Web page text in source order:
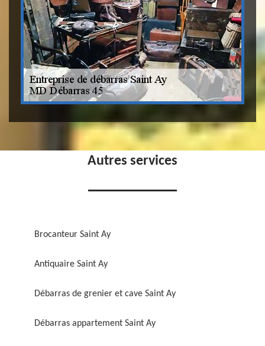
Autres services
Brocanteur Saint Ay
Antiquaire Saint Ay
Débarras de grenier et cave Saint Ay
Débarras appartement Saint Ay